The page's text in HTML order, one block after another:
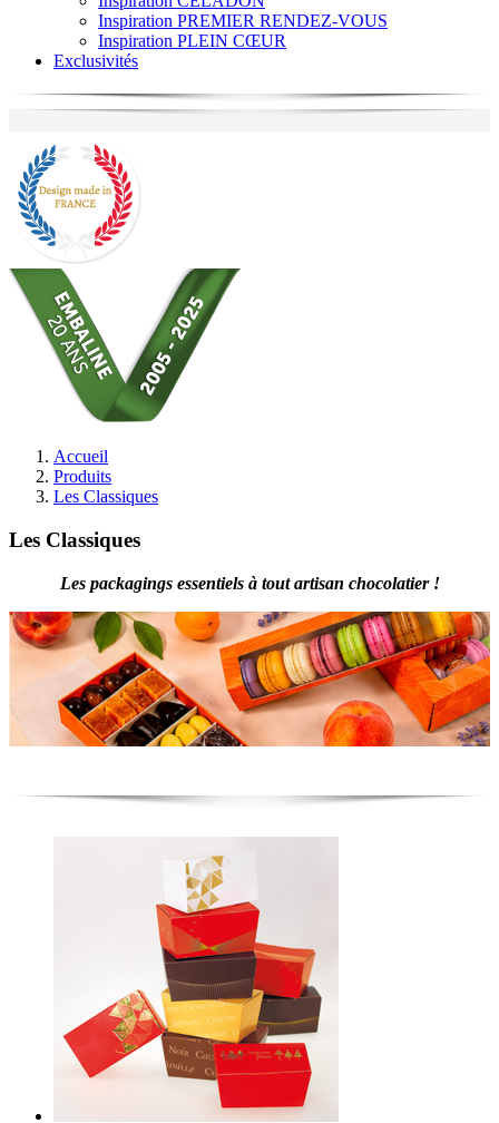
Inspiration PREMIER RENDEZ-VOUS
Inspiration PLEIN CŒUR
Exclusivités
Accueil
Produits
Les Classiques
Les Classiques
Les packagings essentiels à tout artisan chocolatier !